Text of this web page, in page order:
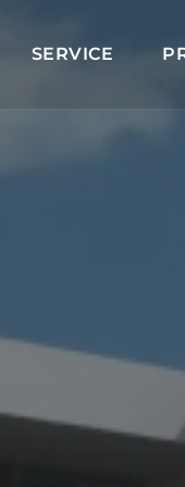
SERVICE